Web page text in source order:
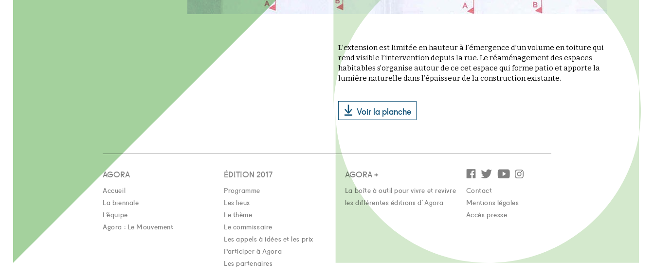
L’extension est limitée en hauteur à l’émergence d’un volume en toiture qui
rend visible l’intervention depuis la rue. Le réaménagement des espaces
habitables s’organise autour de ce cet espace qui forme patio et apporte la
lumière naturelle dans l’épaisseur de la construction existante.
Voir la planche
AGORA
Accueil
La biennale
L’équipe
Agora : Le Mouvement
ÉDITION 2017
Programme
Les lieux
Le thème
Le commissaire
Les appels à idées et les prix
Participer à Agora
Les partenaires
AGORA +
La boîte à outil pour vivre et revivre
les différentes éditions d'Agora
Contact
Mentions légales
Accès presse